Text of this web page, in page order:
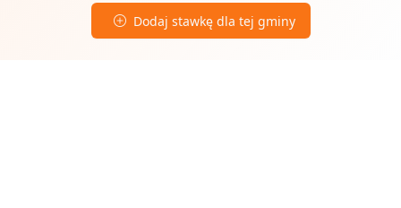
Dodaj stawkę dla tej gminy